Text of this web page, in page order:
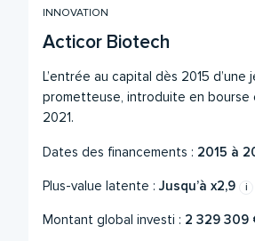
INNOVATION
Acticor Biotech
L’entrée au capital dès 2015 d’une
prometteuse, introduite en bourse
2021.
Dates des financements : 2015 à
Plus-value latente : Jusqu’à x2,9
Montant global investi : 2 329 309